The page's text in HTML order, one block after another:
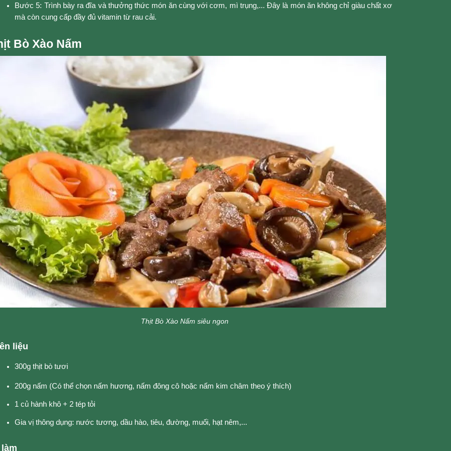
Bước 5: Trình bày ra đĩa và thưởng thức món ăn cùng với cơm, mì trụng,... Đây là món ăn không chỉ giàu chất xơ
mà còn cung cấp đầy đủ vitamin từ rau cải.
Bò Xào Nấm
Thịt Bò Xào Nấm siêu ngon
liệu
300g thịt bò tươi
200g nấm (Có thể chọn nấm hương, nấm đông cô hoặc nấm kim châm theo ý thích)
1 củ hành khô + 2 tép tỏi
Gia vị thông dụng: nước tương, dầu hào, tiêu, đường, muối, hạt nêm,...